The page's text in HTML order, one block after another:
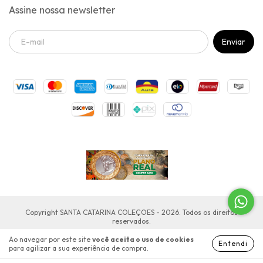
Ao navegar por este site você aceita o uso de cookies
para agilizar a sua experiência de compra.
Entendi
Assine nossa newsletter
Copyright SANTA CATARINA COLEÇOES - 2026. Todos os direitos
reservados.